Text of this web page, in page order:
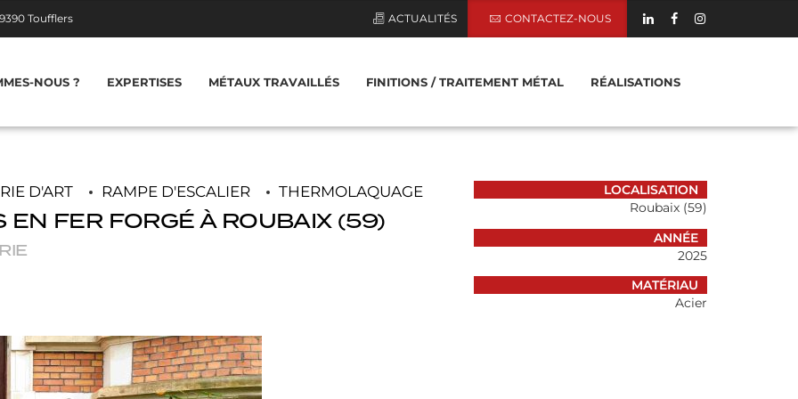
Toufflers ACTUALITÉS CONTACTEZ-NOUS
NOUS ? EXPERTISES
PORTE / FENÊTRE
PORTAIL / PORTILLON
MEZZANINE EN MÉTAL
PASSERELLE EN MÉTAL
MÉTAUX TRAVAILLÉS FINITIONS / TRAITEMENT MÉTAL RÉALISATIONS
D'ART RAMPE D'ESCALIER THERMOLAQUAGE
FER FORGÉ À ROUBAIX (59)
LOCALISATION
Roubaix (59)
ANNÉE
2025
MATÉRIAU
Acier